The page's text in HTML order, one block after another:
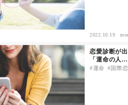
出会い
合コン・街コン
マッチングアプリ
結婚相談所
2022.10.19
恋愛診断が
「運命の人…
運命 国際